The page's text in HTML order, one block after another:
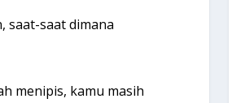
saat-saat dimana
menipis, kamu masih